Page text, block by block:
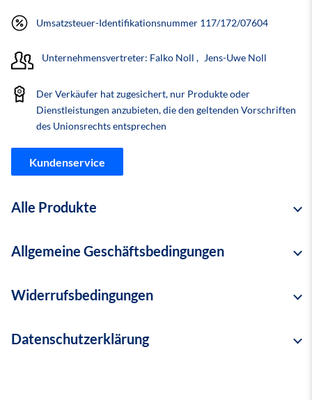
Umsatzsteuer-Identifikationsnummer 117/172/07604
Unternehmensvertreter: Falko Noll Jens-Uwe Noll
Der Verkäufer hat zugesichert, nur Produkte oder
Dienstleistungen anzubieten, die den geltenden Vorschriften
des Unionsrechts entsprechen
Kundenservice
Alle Produkte
die derzeit von diesem Verkäufer angeboten werden.
Alle Produkte anzeigen
Allgemeine Geschäftsbedingungen
Allgemeine Geschäftsbedingungen (AGB)
der
Widerrufsbedingungen
Datenschutzerklärung